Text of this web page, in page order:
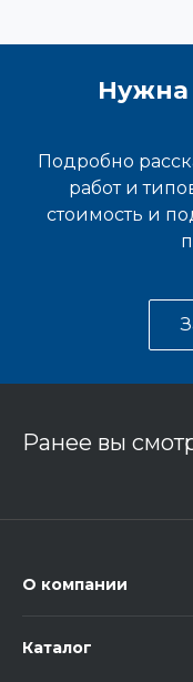
Нужна
Подробно
работ и
стоимость и
Ранее вы
О компании
Каталог